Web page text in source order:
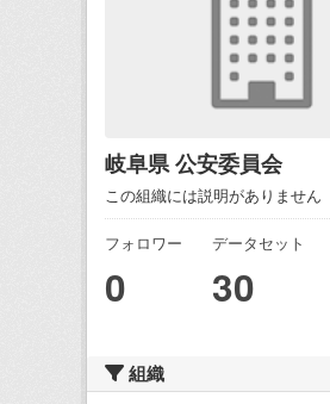
岐阜県 公安委員会
この組織には説明がありません
フォロワー
0
データセット
30
組織